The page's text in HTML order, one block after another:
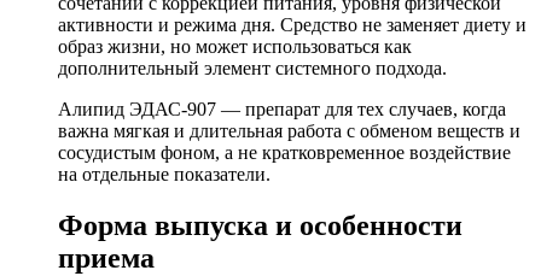
активности и режима дня. Средство не заменяет диету и
образ жизни, но может использоваться как
дополнительный элемент системного подхода.
Алипид ЭДАС-907 — препарат для тех случаев, когда
важна мягкая и длительная работа с обменом веществ и
сосудистым фоном, а не кратковременное воздействие
на отдельные показатели.
Форма выпуска и особенности
приема